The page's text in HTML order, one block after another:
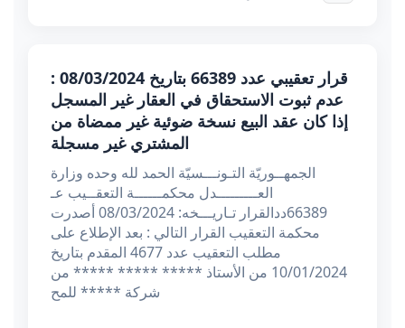
قرار تعقيبي عدد 66389 بتاريخ 08/03/2024 :
عدم ثبوت الاستحقاق في العقار غير المسجل
إذا كان عقد البيع نسخة ضوئية غير ممضاة من
المشتري غير مسجلة
الجمهــوريّة التـونـــسيّة الحمد لله وحده وزارة
العـــــــــدل محكمــــــة التعقــيب عـ
66389ددالقرار تـاريـــخه: 08/03/2024 أصدرت
محكمة التعقيب القرار التالي : بعد الإطلاع على
مطلب التعقيب عدد 4677 المقدم بتاريخ
10/01/2024 من الأستاذ ***** ***** ***** من
شركة ***** للمح